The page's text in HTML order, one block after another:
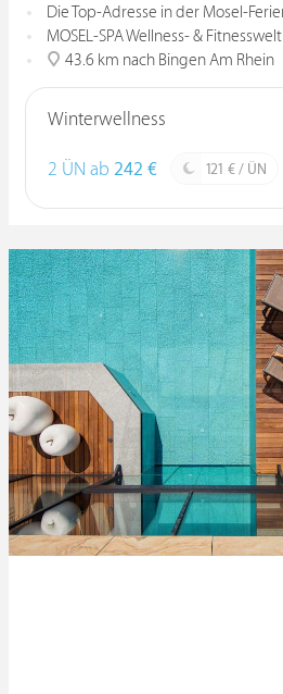
Die Top-Adresse in der Mosel-
MOSEL-SPA Wellness- &
43.6 km nach Bingen Am Rhein
Winterwellness
2 ÜN ab 242 € 121 € / ÜN